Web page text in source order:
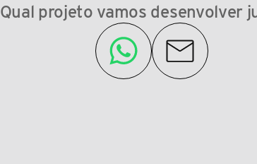
Qual projeto vamos desenvolver